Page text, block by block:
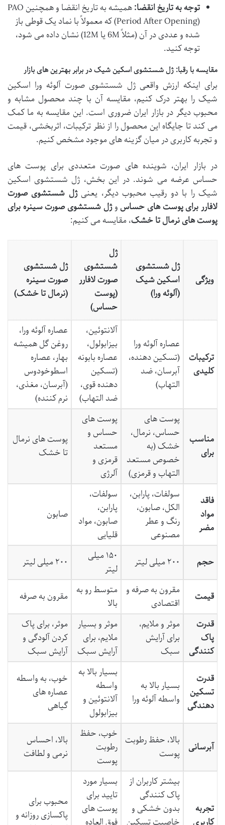
توجه به تاریخ انقضا:
همیشه به تاریخ انقضا و همچنین PAO
(Period After Opening) که معمولاً با نماد یک قوطی باز
شده و عددی در آن (مثلاً 6M یا 12M) نشان داده می شود،
توجه کنید.
مقایسه با رقبا: ژل شستشوی اسکین شیک در برابر بهترین های بازار
برای اینکه ارزش واقعی ژل شستشوی صورت آلوئه ورا اسکین
شیک را بهتر درک کنیم، مقایسه آن با چند محصول مشابه و
محبوب دیگر در بازار ایران ضروری است. این مقایسه به ما کمک
می کند تا جایگاه این محصول را از نظر ترکیبات، اثربخشی، قیمت
و تجربه کاربری در میان گزینه های موجود مشخص کنیم.
در بازار ایران، شوینده های صورت متعددی برای پوست های
حساس عرضه می شوند. در این بخش، ژل شستشوی اسکین
شیک را با دو رقیب محبوب دیگر، یعنیژل شستشوی صورت
لافارر برای پوست های حساس وژل شستشوی صورت سینره برای
پوست های نرمال تا خشک، مقایسه می کنیم:
ویژگی
ژل شستشوی
اسکین شیک
(آلوئه ورا)
ژل
شستشوی
صورت لافارر
(پوست
حساس)
ژل شستشوی
صورت سینره
(نرمال تا خشک)
ترکیبات
کلیدی
عصاره آلوئه ورا
(تسکین دهنده،
آبرسان، ضد
التهاب)
آلانتوئین،
بیزابولول،
عصاره بابونه
(تسکین
دهنده قوی،
ضد التهاب)
عصاره آلوئه ورا،
روغن گل همیشه
بهار، عصاره
اسطوخودوس
(آبرسان، مغذی،
نرم کننده)
مناسب
برای
پوست های
حساس، نرمال،
خشک (به
خصوص مستعد
التهاب و قرمزی)
پوست های
حساس و
مستعد
قرمزی و
آلرژی
پوست های نرمال
تا خشک
فاقد
مواد
مضر
سولفات، پارابن،
الکل، صابون،
رنگ و عطر
مصنوعی
سولفات،
پارابن،
صابون، مواد
قلیایی
صابون
حجم ۲۰۰ میلی لیتر
۱۵۰ میلی
لیتر
۲۰۰ میلی لیتر
قیمت
مقرون به صرفه و
اقتصادی
متوسط رو به
بالا
مقرون به صرفه
قدرت
پاک
کنندگی
موثر و ملایم،
برای آرایش
سبک
موثر و بسیار
ملایم، برای
آرایش سبک
موثر، برای پاک
کردن آلودگی و
آرایش سبک
قدرت
تسکین
دهندگی
بسیار بالا به
واسطه آلوئه ورا
بسیار بالا به
واسطه
آلانتوئین و
بیزابولول
خوب، به واسطه
عصاره های
گیاهی
آبرسانی
بالا، حفظ رطوبت
پوست
خوب، حفظ
رطوبت
پوست
بالا، احساس
نرمی و لطافت
تجربه
کاربری
بیشتر کاربران از
پاک کنندگی
بدون خشکی و
خاصیت تسکین
بسیار مورد
تایید برای
پوست های
فوق العاده
محبوب برای
پاکسازی روزانه و